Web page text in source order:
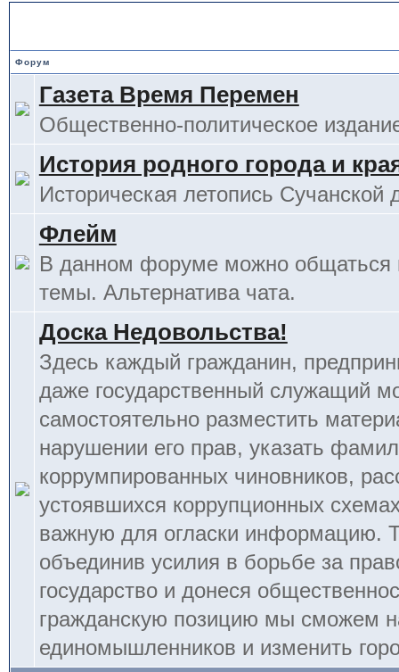
Форум
Газета Время Перемен
Общественно-политическое
История родного города и
Историческая летопись Сучанской
Флейм
В данном форуме можно общаться
темы. Альтернатива чата.
Доска Недовольства!
Здесь каждый гражданин,
даже государственный служащий
самостоятельно разместить
нарушении его прав, указать
коррумпированных чиновников,
устоявшихся коррупционных
важную для огласки информацию.
объединив усилия в борьбе за
государство и донеся
гражданскую позицию мы сможем
единомышленников и изменить